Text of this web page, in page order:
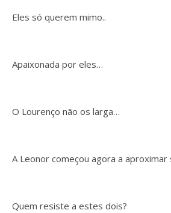
Eles só querem mimo..
Apaixonada por eles…
O Lourenço não os larga…
A Leonor começou agora a aproximar
Quem resiste a estes dois?